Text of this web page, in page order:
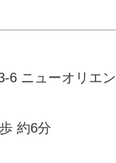
6 ニューオリエン
約6分